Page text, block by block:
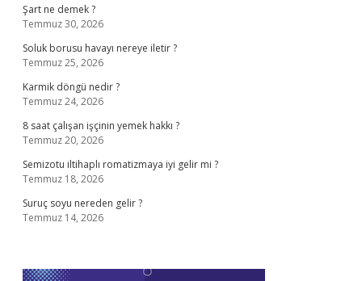
Şart ne demek ?
Temmuz 30, 2026
Soluk borusu havayı nereye iletir ?
Temmuz 25, 2026
Karmik döngü nedir ?
Temmuz 24, 2026
8 saat çalışan işçinin yemek hakkı ?
Temmuz 20, 2026
Semizotu iltihaplı romatizmaya iyi gelir mi ?
Temmuz 18, 2026
Suruç soyu nereden gelir ?
Temmuz 14, 2026